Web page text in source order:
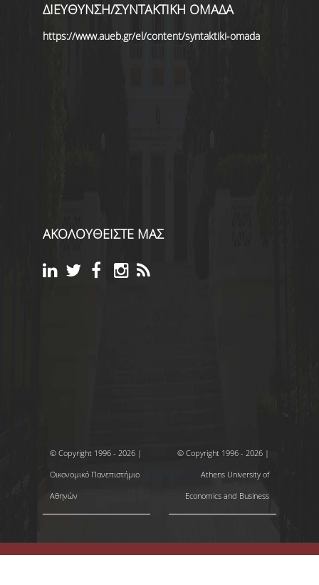
ΔΙΕΥΘΥΝΣΗ/ΣΥΝΤΑΚΤΙΚΗ ΟΜΑΔΑ
https://www.aueb.gr/el/content/syntaktiki-omada
ΑΚΟΛΟΥΘΕΙΣΤΕ ΜΑΣ
© Copyright 1996 - 2026 |
Οικονομικό Πανεπιστήμιο
Αθηνών
© Copyright 1996 - 2026 |
Athens University of
Economics and Business